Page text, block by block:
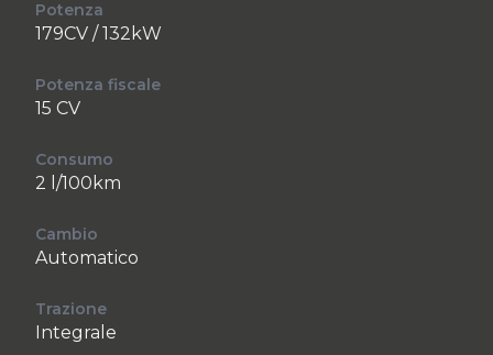
Potenza
179CV / 132kW
Potenza fiscale
15 CV
Consumo
2 l/100km
Cambio
Automatico
Trazione
Integrale